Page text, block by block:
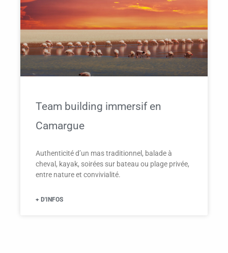
Team building immersif en
Camargue
Authenticité d’un mas traditionnel, balade à
cheval, kayak, soirées sur bateau ou plage privée,
entre nature et convivialité.
+ D'INFOS